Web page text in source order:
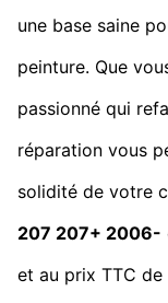
une base saine
peinture. Que
passionné qui
réparation vous
solidité de votre
207 207+ 2006-
et au prix TTC de